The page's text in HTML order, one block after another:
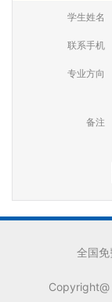
学生姓名
联系手机
专业方向
备注
全国
Copyright@